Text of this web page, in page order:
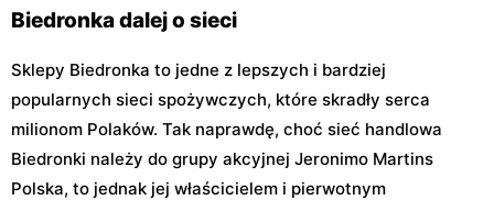
11
Biedronka dalej o sieci
Sklepy Biedronka to jedne z lepszych i bardziej
popularnych sieci spożywczych, które skradły serca
milionom Polaków. Tak naprawdę, choć sieć handlowa
Biedronki należy do grupy akcyjnej Jeronimo Martins
Polska, to jednak jej właścicielem i pierwotnym